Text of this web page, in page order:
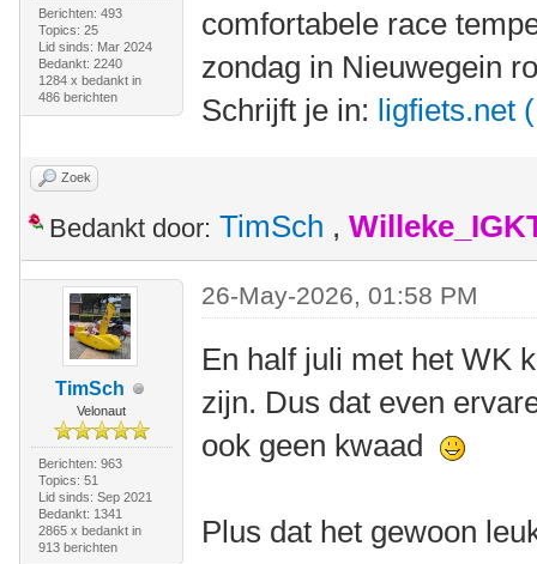
Berichten: 493
Topics: 25
Lid sinds: Mar 2024
Bedankt: 2240
1284 x bedankt in
486 berichten
comfortabele race
zondag in Nieuwegein
Schrijft je in: ligfiets.net
Zoek
Bedankt door: TimSch ,
TimSch
Velonaut
Berichten: 963
Topics: 51
Lid sinds: Sep 2021
Bedankt: 1341
2865 x bedankt in
913 berichten
26-May-2026, 01:58 PM
En half juli met het WK
zijn. Dus dat even
ook geen kwaad
Plus dat het gewoon